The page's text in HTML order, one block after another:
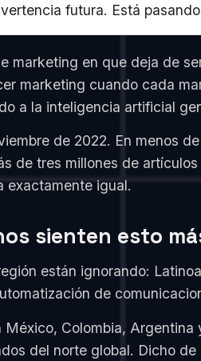
futura. Está
marketing en que deja de
marketing cuando cada
a la inteligencia artificial
de 2022. En menos
de tres millones de
exactamente igual.
sienten esto
están ignorando:
de
Colombia,
del norte global. Dicho